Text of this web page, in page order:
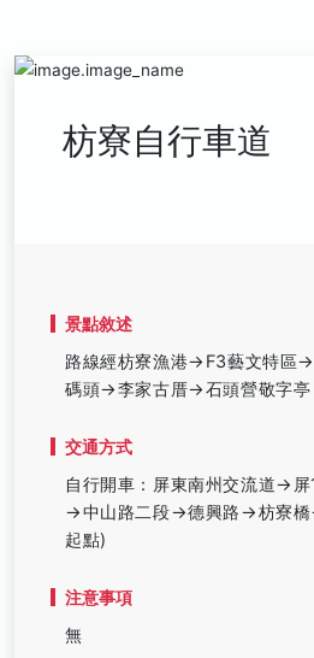
枋寮自行車道
景點敘述
路線經枋寮漁港→F3藝文特區
碼頭→李家古厝→石頭營敬字亭
交通方式
自行開車：屏東南州交流道→
→中山路二段→德興路→枋寮橋
起點)
注意事項
無